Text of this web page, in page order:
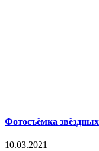
Фотосъёмка
10.03.2021